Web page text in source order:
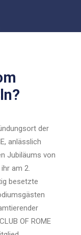
der
anlässlich
Jubiläums von
am 2.
besetzte
OF ROME